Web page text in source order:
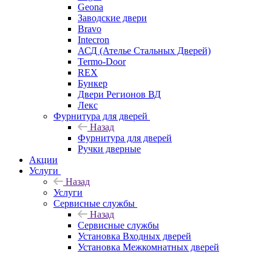
Geona
Заводские двери
Bravo
Intecron
АСД (Ателье Стальных Дверей)
Termo-Door
REX
Бункер
Двери Регионов ВД
Лекс
Фурнитура для дверей
Назад
Фурнитура для дверей
Ручки дверные
Акции
Услуги
Назад
Услуги
Сервисные службы
Назад
Сервисные службы
Установка Входных дверей
Установка Межкомнатных дверей